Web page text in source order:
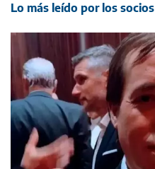
Lo más leído por los socios